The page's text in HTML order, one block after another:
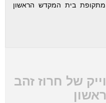
בית המקדש הראשון
של חרוז זהב